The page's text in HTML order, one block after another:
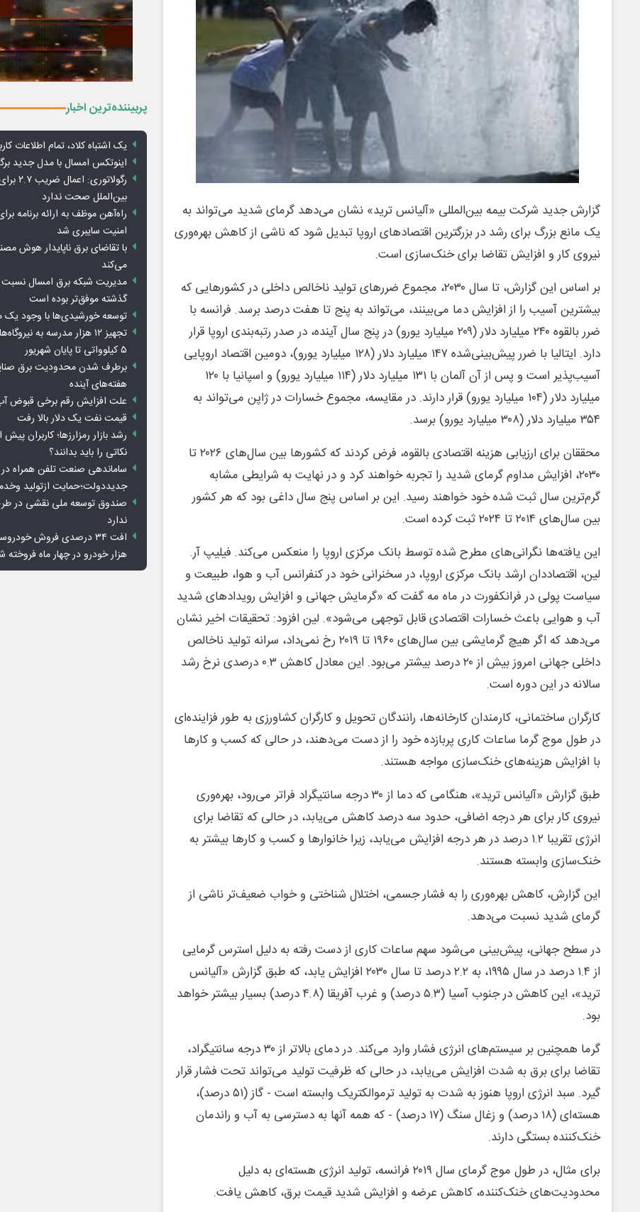
گزارش جدید شرکت بیمه بین‌المللی «آلیانس ترید» نشان می‌دهد گرمای شدید می‌تواند به
یک مانع بزرگ برای رشد در بزرگترین اقتصادهای اروپا تبدیل شود که ناشی از کاهش بهره‌وری
نیروی کار و افزایش تقاضا برای خنک‌سازی است.
بر اساس این گزارش، تا سال ۲۰۳۰، مجموع ضررهای تولید ناخالص داخلی در کشورهایی که
بیشترین آسیب را از افزایش دما می‌بینند، می‌تواند به پنج تا هفت درصد برسد. فرانسه با
ضرر بالقوه ۲۴۰ میلیارد دلار (۲۰۹ میلیارد یورو) در پنج سال آینده، در صدر رتبه‌بندی اروپا قرار
دارد. ایتالیا با ضرر پیش‌بینی‌شده ۱۴۷ میلیارد دلار (۱۲۸ میلیارد یورو)، دومین اقتصاد اروپایی
آسیب‌پذیر است و پس از آن آلمان با ۱۳۱ میلیارد دلار (۱۱۴ میلیارد یورو) و اسپانیا با ۱۲۰
میلیارد دلار (۱۰۴ میلیارد یورو) قرار دارند. در مقایسه، مجموع خسارات در ژاپن می‌تواند به
۳۵۴ میلیارد دلار (۳۰۸ میلیارد یورو) برسد.
محققان برای ارزیابی هزینه اقتصادی بالقوه، فرض کردند که کشورها بین سال‌های ۲۰۲۶ تا
۲۰۳۰، افزایش مداوم گرمای شدید را تجربه خواهند کرد و در نهایت به شرایطی مشابه
گرم‌ترین سال ثبت‌ شده خود خواهند رسید. این بر اساس پنج سال داغی بود که هر کشور
بین سال‌های ۲۰۱۴ تا ۲۰۲۴ ثبت کرده است.
این یافته‌ها نگرانی‌های مطرح‌ شده توسط بانک مرکزی اروپا را منعکس می‌کند. فیلیپ آر.
لین، اقتصاددان ارشد بانک مرکزی اروپا، در سخنرانی خود در کنفرانس آب و هوا، طبیعت و
سیاست پولی در فرانکفورت در ماه مه گفت که «گرمایش جهانی و افزایش رویدادهای شدید
آب و هوایی باعث خسارات اقتصادی قابل توجهی می‌شود». لین افزود: تحقیقات اخیر نشان
می‌دهد که اگر هیچ گرمایشی بین سال‌های ۱۹۶۰ تا ۲۰۱۹ رخ نمی‌داد، سرانه تولید ناخالص
داخلی جهانی امروز بیش از ۲۰ درصد بیشتر می‌بود. این معادل کاهش ۰.۳ درصدی نرخ رشد
سالانه در این دوره است.
کارگران ساختمانی، کارمندان کارخانه‌ها، رانندگان تحویل و کارگران کشاورزی به طور فزاینده‌ای
در طول موج گرما ساعات کاری پربازده خود را از دست می‌دهند، در حالی که کسب و کارها
با افزایش هزینه‌های خنک‌سازی مواجه هستند.
طبق گزارش «آلیانس ترید»، هنگامی که دما از ۳۰ درجه سانتیگراد فراتر می‌رود، بهره‌وری
نیروی کار برای هر درجه اضافی، حدود سه درصد کاهش می‌یابد، در حالی که تقاضا برای
انرژی تقریبا ۱.۲ درصد در هر درجه افزایش می‌یابد، زیرا خانوارها و کسب و کارها بیشتر به
خنک‌سازی وابسته هستند.
این گزارش، کاهش بهره‌وری را به فشار جسمی، اختلال شناختی و خواب ضعیف‌تر ناشی از
گرمای شدید نسبت می‌دهد.
در سطح جهانی، پیش‌بینی می‌شود سهم ساعات کاری از دست رفته به دلیل استرس گرمایی
از ۱.۴ درصد در سال ۱۹۹۵، به ۲.۲ درصد تا سال ۲۰۳۰ افزایش یابد، که طبق گزارش «آلیانس
ترید»، این کاهش در جنوب آسیا (۵.۳ درصد) و غرب آفریقا (۴.۸ درصد) بسیار بیشتر خواهد
بود.
گرما همچنین بر سیستم‌های انرژی فشار وارد می‌کند. در دمای بالاتر از ۳۰ درجه سانتیگراد،
تقاضا برای برق به شدت افزایش می‌یابد، در حالی که ظرفیت تولید می‌تواند تحت فشار قرار
گیرد. سبد انرژی اروپا هنوز به شدت به تولید ترموالکتریک وابسته است - گاز (۵۱ درصد)،
هسته‌ای (۱۸ درصد) و زغال سنگ (۱۷ درصد) - که همه آنها به دسترسی به آب و راندمان
خنک‌کننده بستگی دارند.
برای مثال، در طول موج گرمای سال ۲۰۱۹ فرانسه، تولید انرژی هسته‌ای به دلیل
محدودیت‌های خنک‌کننده، کاهش عرضه و افزایش شدید قیمت برق، کاهش یافت.
پربیننده‌ترین اخبار
یک اشتباه کلاد، تمام اطلاعات
اینوتکس امسال با مدل جدید
بین‌الملل صحت ندارد
راه‌آهن موظف به ارائه برنامه
امنیت سایبری شد
با تقاضای برق ناپایدار هوش
می‌کند
مدیریت شبکه برق امسال
گذشته موفق‌تر بوده است
توسعه خورشیدی‌ها با وجود یک
تجهیز ۱۲ هزار مدرسه به
۵ کیلوواتی تا پایان شهریور
برطرف شدن محدودیت‌ برق
هفته‌های آینده
علت افزایش رقم برخی قبوض
قیمت نفت یک دلار بالا رفت
رشد بازار رمزارزها؛ کاربران
نکاتی را باید بدانند؟
ساماندهی صنعت تلفن همراه
جدیددولت؛حمایت ازتولید
صندوق توسعه ملی نقشی در
ندارد
هزار خودرو در چهار ماه فروخته